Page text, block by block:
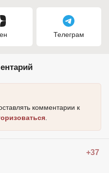
Телеграм
комментарии к
+37